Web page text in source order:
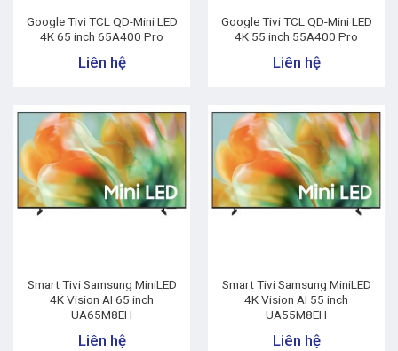
Google Tivi TCL QD-Mini LED
4K 65 inch 65A400 Pro
Liên hệ
Google Tivi TCL QD-Mini LED
4K 55 inch 55A400 Pro
Liên hệ
Smart Tivi Samsung MiniLED
4K Vision AI 65 inch
UA65M8EH
Liên hệ
Smart Tivi Samsung MiniLED
4K Vision AI 55 inch
UA55M8EH
Liên hệ